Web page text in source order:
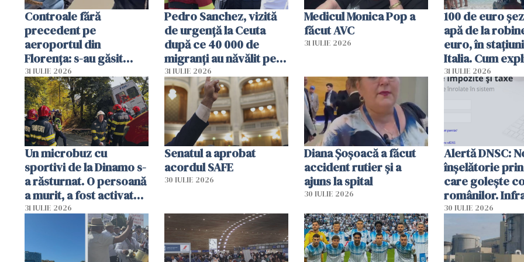
Controale fără
precedent pe
aeroportul din
Florența: s-au găsit
capete de aligator și o
sumă imensă de bani
31 IULIE 2026
Pedro Sanchez, vizită
de urgență la Ceuta
după ce 40 000 de
migranți au năvălit pe
teritoriul spaniol: „Vom
mobiliza toate
resursele"
31 IULIE 2026
Medicul Monica Pop a
făcut AVC
31 IULIE 2026
100 de euro
apă de la
euro, în
Italia. Cum
autoritățile
31 IULIE 2026
Un microbuz cu
sportivi de la Dinamo s-
a răsturnat. O persoană
a murit, a fost activat
planul roșu de
31 IULIE 2026
Senatul a aprobat
acordul SAFE
30 IULIE 2026
Diana Șoșoacă a făcut
accident rutier și a
ajuns la spital
30 IULIE 2026
Alertă DNSC:
înșelătorie prin
care golește
românilor.
folosesc
Ghișeul.ro și
Române
30 IULIE 2026